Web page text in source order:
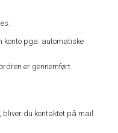
konto pga. automatiske
er gennemført.
bliver du kontaktet på mail